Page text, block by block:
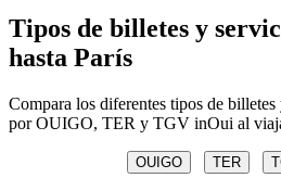
Tipos de billetes y
hasta París
Compara los diferentes tipos de
por OUIGO, TER y TGV inOui al
OUIGO TER